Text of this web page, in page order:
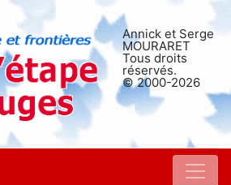
Annick et Serge
MOURARET
Tous droits
réservés.
© 2000-2026